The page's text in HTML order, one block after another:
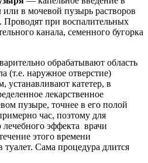
в мочевой пузырь растворов
Проводят при воспалительных
канала, семенного бугорка
обрабатывают область
(т.е. наружное отверстие)
устанавливают катетер, в
лекарственное
пузыре, точнее в его полой
час, поэтому для
эффекта врачи
этого времени
туалет. Сама процедура длится